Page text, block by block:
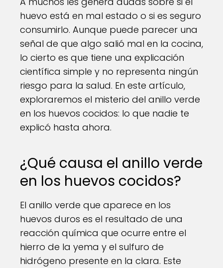
huevo está en mal estado o si es seguro
consumirlo. Aunque puede parecer una
señal de que algo salió mal en la cocina,
lo cierto es que tiene una explicación
científica simple y no representa ningún
riesgo para la salud. En este artículo,
exploraremos el misterio del anillo verde
en los huevos cocidos: lo que nadie te
explicó hasta ahora.
¿Qué causa el anillo verde
en los huevos cocidos?
El anillo verde que aparece en los
huevos duros es el resultado de una
reacción química que ocurre entre el
hierro de la yema y el sulfuro de
hidrógeno presente en la clara. Este